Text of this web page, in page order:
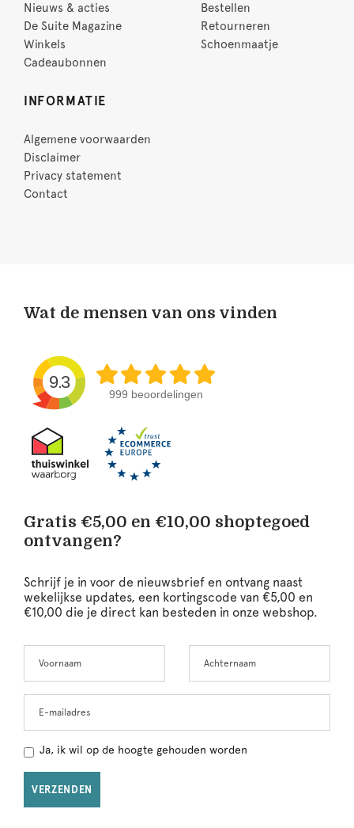
Nieuws & acties
De Suite Magazine
Winkels
Cadeaubonnen
Bestellen
Retourneren
Schoenmaatje
INFORMATIE
Algemene voorwaarden
Disclaimer
Privacy statement
Contact
Wat de mensen van ons vinden
9.3
999 beoordelingen
Gratis €5,00 en €10,00 shoptegoed
ontvangen?
Schrijf je in voor de nieuwsbrief en ontvang naast
wekelijkse updates, een kortingscode van €5,00 en
€10,00 die je direct kan besteden in onze webshop.
this
Ja, ik wil op de hoogte gehouden worden
VERZENDEN